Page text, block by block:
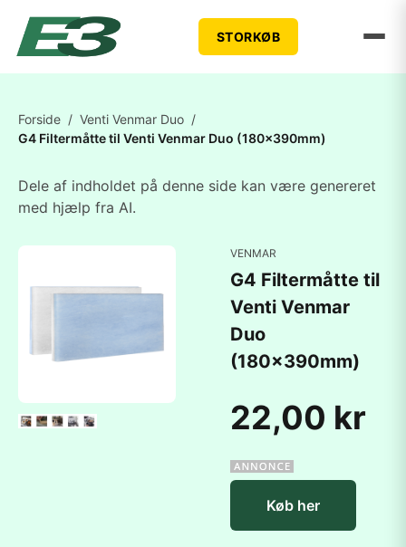
STORKØB
Forside / Venti Venmar Duo /
G4 Filtermåtte til Venti Venmar Duo (180x390mm)
Dele af indholdet på denne side kan være genereret
med hjælp fra AI.
VENMAR
G4 Filtermåtte til
Venti Venmar
Duo
(180x390mm)
22,00 kr
Køb her